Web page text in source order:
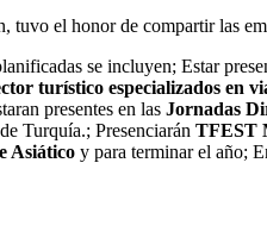
el honor de compartir las
se incluyen; Estar
turístico especializados en
presentes en las Jornadas
Turquía.; Presenciarán TFEST
Asiático y para terminar el año;